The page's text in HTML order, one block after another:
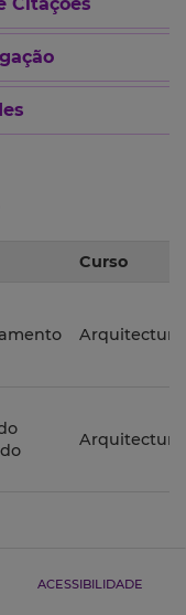
Curso
Arquitectura
Arquitectura
ACESSIBILIDADE